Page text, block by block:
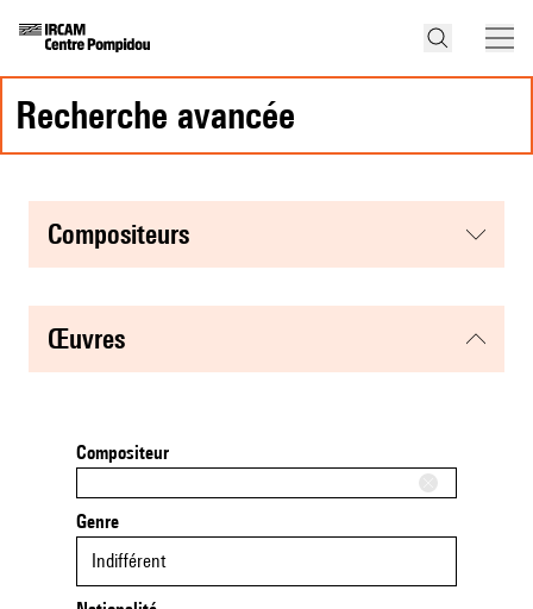
recherche avancée
compositeurs
œuvres
Compositeur
Genre
Indifférent